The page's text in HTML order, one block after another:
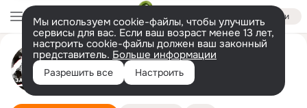
Войти
Мы используем cookie-файлы, чтобы улучшить
сервисы для вас. Если ваш возраст менее 13 лет,
настроить cookie-файлы должен ваш законный
представитель. Больше информации
Разрешить все Настроить
GIF
Константиновна Я
Городок 2 августа Подробнее